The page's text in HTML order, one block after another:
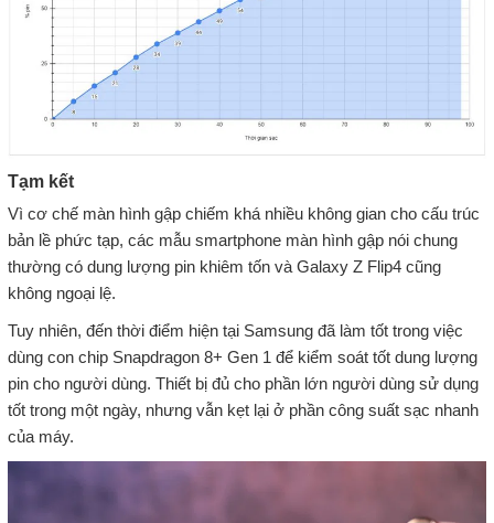
Tạm kết
Vì cơ chế màn hình gập chiếm khá nhiều không gian cho cấu trúc
bản lề phức tạp, các mẫu smartphone màn hình gập nói chung
thường có dung lượng pin khiêm tốn và Galaxy Z Flip4 cũng
không ngoại lệ.
Tuy nhiên, đến thời điểm hiện tại Samsung đã làm tốt trong việc
dùng con chip Snapdragon 8+ Gen 1 để kiểm soát tốt dung lượng
pin cho người dùng. Thiết bị đủ cho phần lớn người dùng sử dụng
tốt trong một ngày, nhưng vẫn kẹt lại ở phần công suất sạc nhanh
của máy.